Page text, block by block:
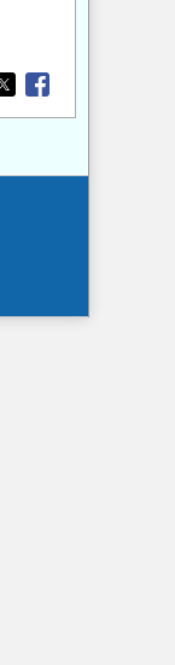
Opens in a new
Opens in a new